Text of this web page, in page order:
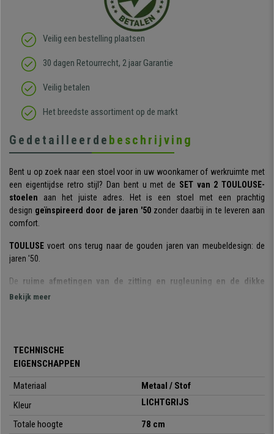
Veilig een bestelling plaatsen
30 dagen Retourrecht, 2 jaar Garantie
Veilig betalen
Het breedste assortiment op de markt
Gedetailleerde beschrijving
Bent u op zoek naar een stoel voor in uw woonkamer of werkruimte met
een eigentijdse retro stijl? Dan bent u met de SET van 2 TOULOUSE-
stoelen aan het juiste adres. Het is een stoel met een prachtig
design geïnspireerd door de jaren '50zonder daarbij in te leveren aan
comfort.
TOULUSEvoert ons terug naar de gouden jaren van meubeldesign: de
jaren '50.
De ruime afmetingen van de zitting en rugleuning en de dikke
vullingmaken hem buitengewoon comfortabel en ontspannend.
bekleed metonderhoudsvriendelijke stof
hem een ideale bondgenoot maakt in uw woon- of eetkamer of op
kantoor in de wachtkamer. Mis deze kans niet!
Bekijk meer
TECHNISCHE
EIGENSCHAPPEN
Materiaal
Metaal / Stof
Kleur
LICHTGRIJS
Totale hoogte 78 cm